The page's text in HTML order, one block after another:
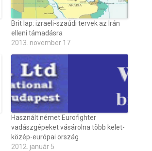
Brit lap: izraeli-szaúdi tervek az Irán
elleni támadásra
2013. november 17
Használt német Eurofighter
vadászgépeket vásárolna több kelet-
közép-európai ország
2012. január 5